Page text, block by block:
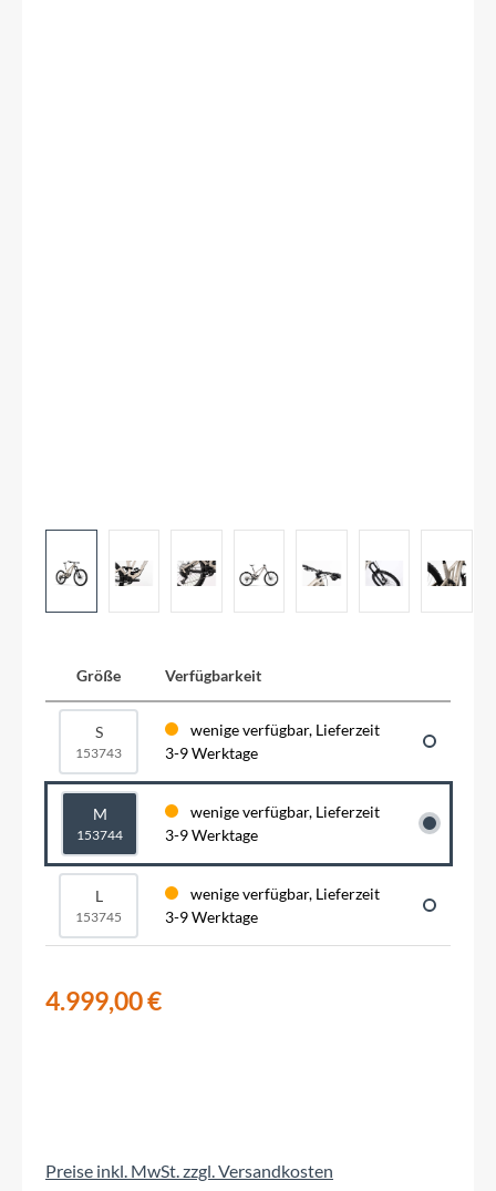
Größe Verfügbarkeit
S
153743
wenige verfügbar, Lieferzeit
3-9 Werktage
M
153744
wenige verfügbar, Lieferzeit
3-9 Werktage
L
153745
wenige verfügbar, Lieferzeit
3-9 Werktage
4.999,00 €
Preise inkl. MwSt. zzgl. Versandkosten